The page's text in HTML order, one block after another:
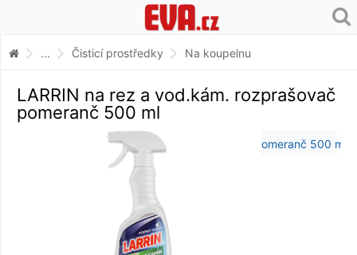
... Čisticí prostředky Na koupelnu
LARRIN na rez a vod.kám. rozprašovač
pomeranč 500 ml